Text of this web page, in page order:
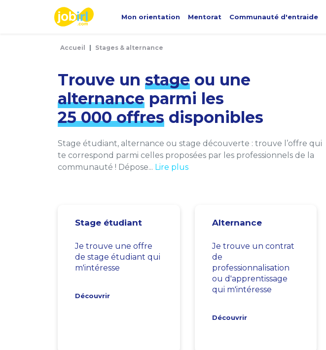
Mon orientation Mentorat Communauté d'entraide
Accueil Stages & alternance
Trouve un stage ou une
alternance parmi les
25 000 offres disponibles
Stage étudiant, alternance ou stage découverte : trouve l’offre qui
te correspond parmi celles proposées par les professionnels de la
communauté ! Dépose... Lire plus
Stage étudiant
Je trouve une offre
de stage étudiant qui
m'intéresse
Découvrir
Alternance
Je trouve un contrat
de
professionnalisation
ou d'apprentissage
qui m'intéresse
Découvrir
Panneau de gestion des cookies